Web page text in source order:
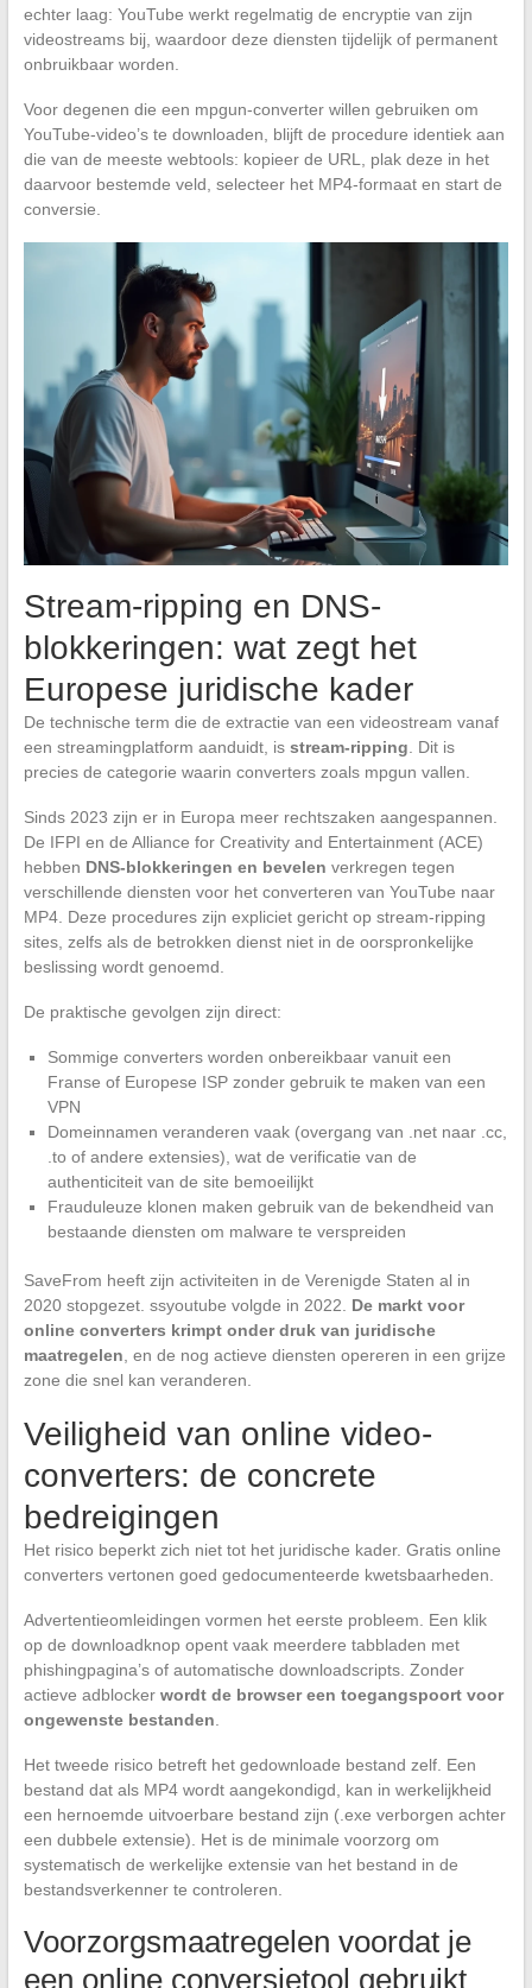
echter laag: YouTube werkt regelmatig de encryptie van zijn
videostreams bij, waardoor deze diensten tijdelijk of permanent
onbruikbaar worden.
Voor degenen die een mpgun-converter willen gebruiken om
YouTube-video’s te downloaden, blijft de procedure identiek aan
die van de meeste webtools: kopieer de URL, plak deze in het
daarvoor bestemde veld, selecteer het MP4-formaat en start de
conversie.
Stream-ripping en DNS-
blokkeringen: wat zegt het
Europese juridische kader
De technische term die de extractie van een videostream vanaf
een streamingplatform aanduidt, is stream-ripping . Dit is
precies de categorie waarin converters zoals mpgun vallen.
Sinds 2023 zijn er in Europa meer rechtszaken aangespannen.
De IFPI en de Alliance for Creativity and Entertainment (ACE)
hebben DNS-blokkeringen en bevelen verkregen tegen
verschillende diensten voor het converteren van YouTube naar
MP4. Deze procedures zijn expliciet gericht op stream-ripping
sites, zelfs als de betrokken dienst niet in de oorspronkelijke
beslissing wordt genoemd.
De praktische gevolgen zijn direct:
Sommige converters worden onbereikbaar vanuit een
Franse of Europese ISP zonder gebruik te maken van een
VPN
Domeinnamen veranderen vaak (overgang van .net naar .cc,
.to of andere extensies), wat de verificatie van de
authenticiteit van de site bemoeilijkt
Frauduleuze klonen maken gebruik van de bekendheid van
bestaande diensten om malware te verspreiden
SaveFrom heeft zijn activiteiten in de Verenigde Staten al in
2020 stopgezet. ssyoutube volgde in 2022. De markt voor
online converters krimpt onder druk van juridische
maatregelen , en de nog actieve diensten opereren in een grijze
zone die snel kan veranderen.
Veiligheid van online video-
converters: de concrete
bedreigingen
Het risico beperkt zich niet tot het juridische kader. Gratis online
converters vertonen goed gedocumenteerde kwetsbaarheden.
Advertentieomleidingen vormen het eerste probleem. Een klik
op de downloadknop opent vaak meerdere tabbladen met
phishingpagina’s of automatische downloadscripts. Zonder
actieve adblocker wordt de browser een toegangspoort voor
ongewenste bestanden
Het tweede risico betreft het gedownloade bestand zelf. Een
bestand dat als MP4 wordt aangekondigd, kan in werkelijkheid
een hernoemde uitvoerbare bestand zijn (.exe verborgen achter
een dubbele extensie). Het is de minimale voorzorg om
systematisch de werkelijke extensie van het bestand in de
bestandsverkenner te controleren.
Voorzorgsmaatregelen voordat je
een online conversietool gebruikt